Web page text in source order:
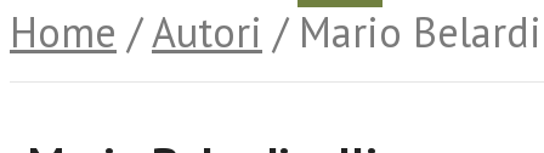
Home /Autori / Mario